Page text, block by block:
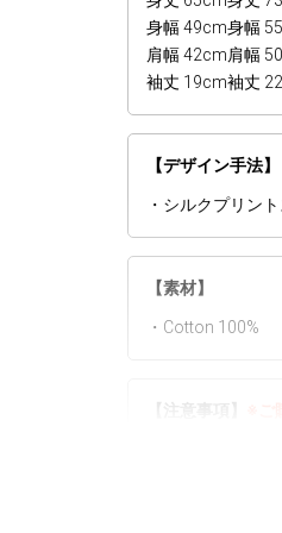
身幅 49cm
肩幅 42cm
袖丈 19cm
身幅
肩幅
袖丈
【デザイン手法】
・シルクプリン
【素材】
・Cotton 100%
▼予約商品と通